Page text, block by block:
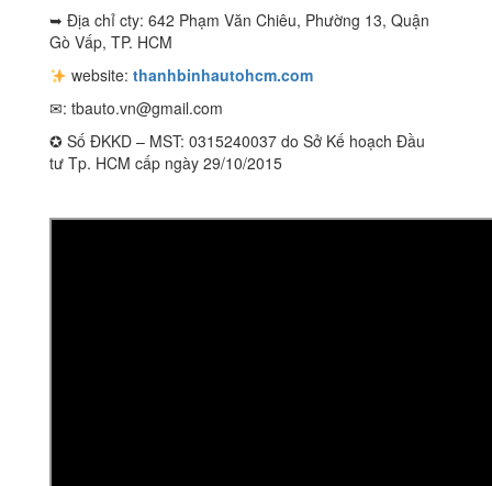
➥ Địa chỉ cty: 642 Phạm Văn Chiêu, Phường 13, Quận
Gò Vấp, TP. HCM
website: thanhbinhautohcm.com
✉: tbauto.vn@gmail.com
✪ Số ĐKKD – MST: 0315240037 do Sở Kế hoạch Đầu
tư Tp. HCM cấp ngày 29/10/2015